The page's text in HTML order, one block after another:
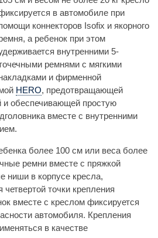
в автомобиле при
коннекторов Isofix и якорного
а ребенок при этом
внутренними 5-
ремнями с мягкими
и фирменной
HERO, предотвращающей
и обеспечивающей простую
вместе с внутренними
более 100 см или веса более
ремни вместе с пряжкой
ниши в корпусе кресла,
четвертой точки крепления
вместе с креслом фиксируется
автомобиля. Крепления
в качестве